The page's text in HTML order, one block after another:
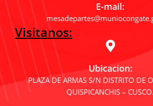
E-mail:
Visitanos:
Ubicacion:
PLAZA DE ARMAS S/N DISTRITO DE
QUISPICANCHIS – CUSCO.